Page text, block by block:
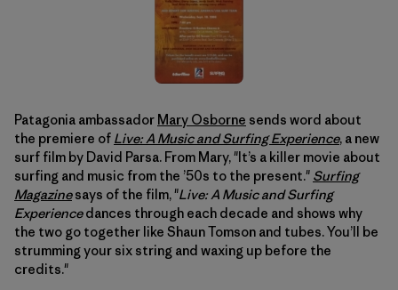
Patagonia ambassador Mary Osborne sends word about
the premiere of Live: A Music and Surfing Experience, a new
surf film by David Parsa. From Mary, "It’s a killer movie about
surfing and music from the ’50s to the present." Surfing
Magazinesays of the film, "Live: A Music and Surfing
Experiencedances through each decade and shows why
the two go together like Shaun Tomson and tubes. You’ll be
strumming your six string and waxing up before the
credits."